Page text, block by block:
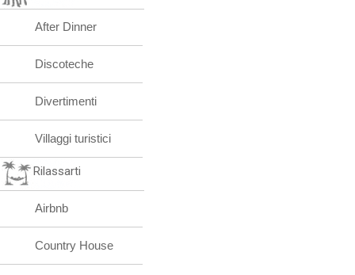
After Dinner
Discoteche
Divertimenti
Villaggi turistici
Rilassarti
Airbnb
Country House